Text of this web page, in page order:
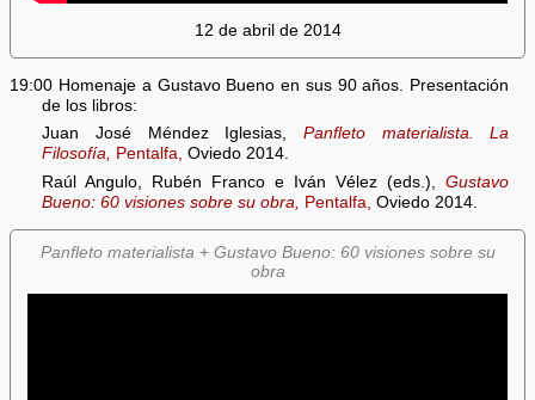
12 de abril de 2014
19:00 Homenaje a Gustavo Bueno en sus 90 años. Presentación
de los libros:
Juan José Méndez Iglesias, Panfleto materialista. La
Filosofía, Pentalfa, Oviedo 2014.
Raúl Angulo, Rubén Franco e Iván Vélez (eds.),Gustavo
Bueno: 60 visiones sobre su obra, Pentalfa, Oviedo 2014.
Panfleto materialista + Gustavo Bueno: 60 visiones sobre su
obra